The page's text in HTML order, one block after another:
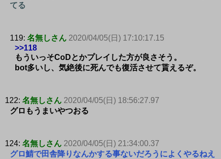
てる
119: 名無しさん 2020/04/05(日) 17:10:17.15
>>118
もういっそCoDとかプレイした方が良さそう。
bot多いし、気絶後に死んでも復活させて貰えるぞ。
122: 名無しさん 2020/04/05(日) 18:56:27.97
グロもうまいやつおる
124: 名無しさん 2020/04/05(日) 21:34:00.37
グロ鯖で田舎降りなんかする事ないだろうによくやるねえ